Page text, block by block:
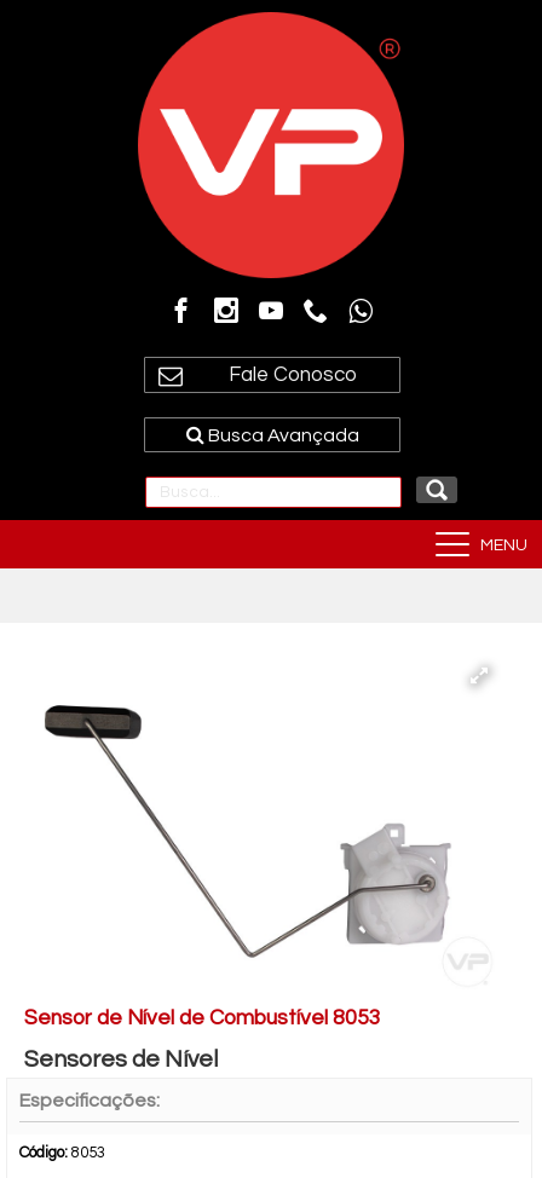
Fale Conosco
Busca Avançada
MENU
Sensor de Nível de Combustível 8053
Sensores de Nível
Especificações:
Código: 8053